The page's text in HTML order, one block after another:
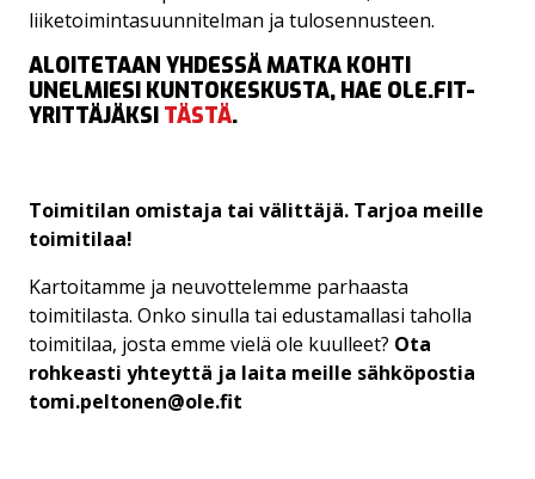
liiketoimintasuunnitelman ja tulosennusteen.
ALOITETAAN YHDESSÄ MATKA KOHTI
UNELMIESI KUNTOKESKUSTA, HAE OLE.FIT-
YRITTÄJÄKSI TÄSTÄ.
Toimitilan omistaja tai välittäjä. Tarjoa meille
toimitilaa!
Kartoitamme ja neuvottelemme parhaasta
toimitilasta. Onko sinulla tai edustamallasi taholla
toimitilaa, josta emme vielä ole kuulleet? Ota
rohkeasti yhteyttä ja laita meille sähköpostia
tomi.peltonen@ole.fit